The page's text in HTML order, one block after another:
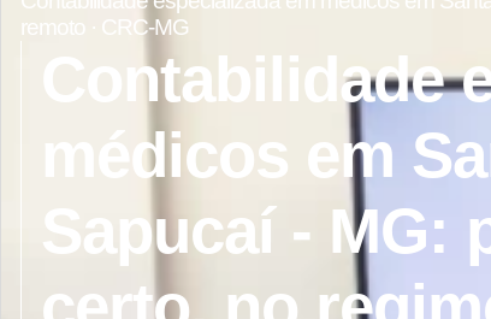
remoto · CRC-MG
Contabilidade
médicos em
Sapucaí - MG: